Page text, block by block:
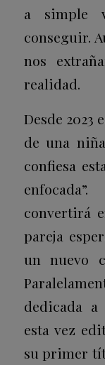
a simple
conseguir.
nos
realidad.
Desde 2023
de una
confiesa
convertirá
pareja
un nuevo
dedicada
esta vez
su primer